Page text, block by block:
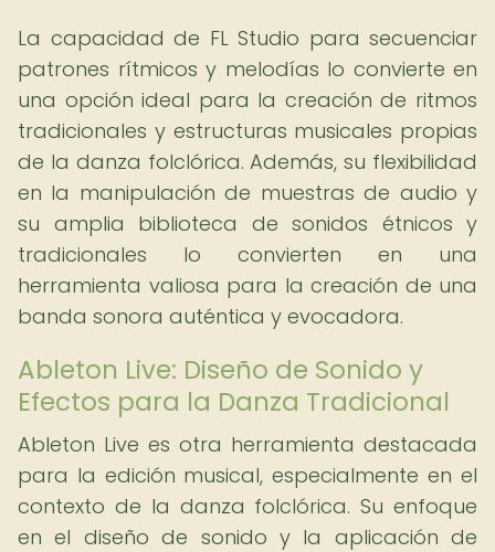
La capacidad de FL Studio para secuenciar
patrones rítmicos y melodías lo convierte en
una opción ideal para la creación de ritmos
tradicionales y estructuras musicales propias
de la danza folclórica. Además, su flexibilidad
en la manipulación de muestras de audio y
su amplia biblioteca de sonidos étnicos y
tradicionales lo convierten en una
herramienta valiosa para la creación de una
banda sonora auténtica y evocadora.
Ableton Live: Diseño de Sonido y
Efectos para la Danza Tradicional
Ableton Live es otra herramienta destacada
para la edición musical, especialmente en el
contexto de la danza folclórica. Su enfoque
en el diseño de sonido y la aplicación de